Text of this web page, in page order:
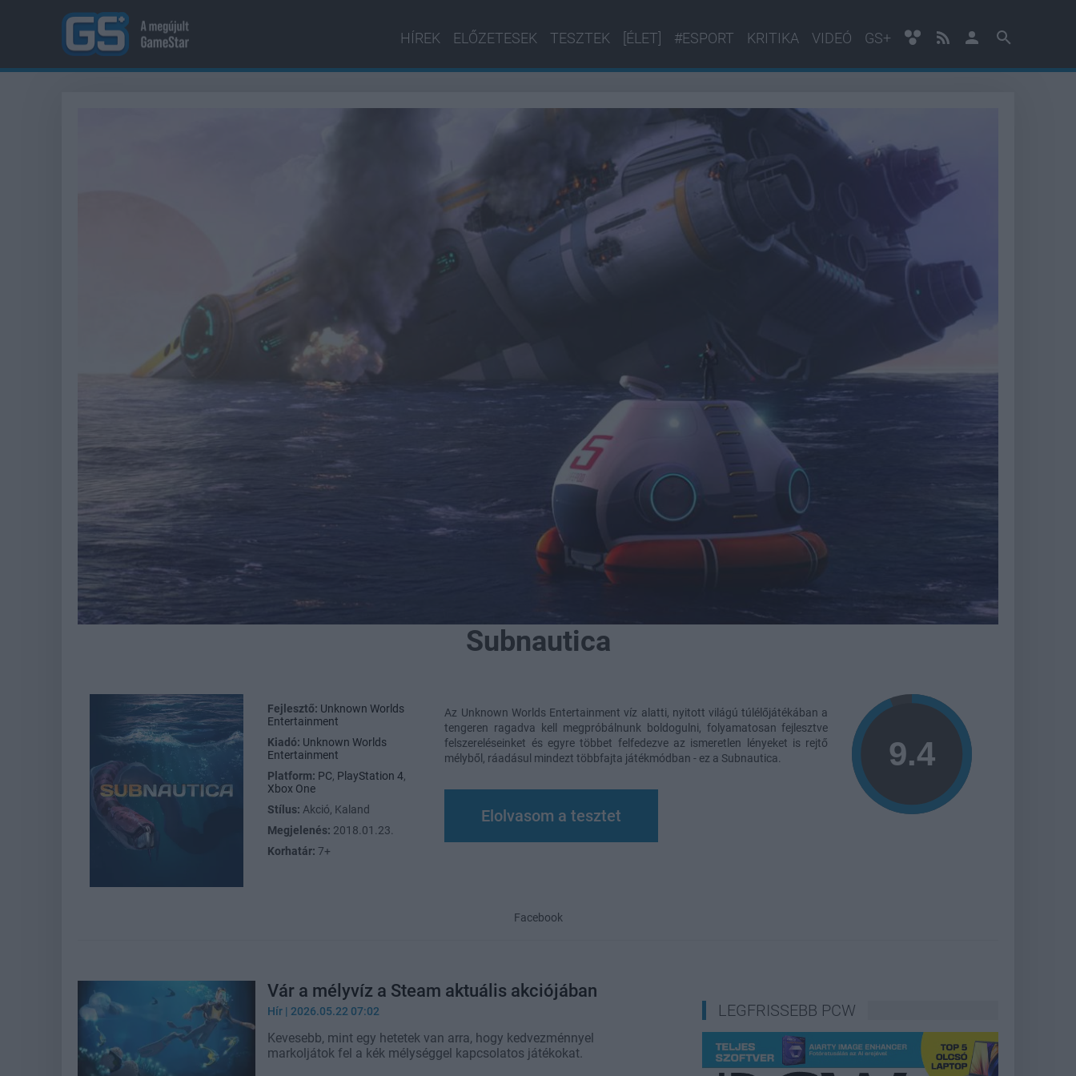
HÍREK ELŐZETESEK TESZTEK [ÉLET] #ESPORT KRITIKA VIDEÓ GS+
Subnautica
Fejlesztő: Unknown Worlds
Entertainment
Kiadó: Unknown Worlds
Entertainment
Platform: PC, PlayStation 4,
Xbox One
Stílus: Akció, Kaland
Megjelenés: 2018.01.23.
Korhatár: 7+
Az Unknown Worlds Entertainment víz alatti, nyitott világú túlélőjátékában a
tengeren ragadva kell megpróbálnunk boldogulni, folyamatosan fejlesztve
felszereléseinket és egyre többet felfedezve az ismeretlen lényeket is rejtő
mélyből, ráadásul mindezt többfajta játékmódban - ez a Subnautica.
Elolvasom a tesztet
Facebook
Vár a mélyvíz a Steam aktuális akciójában
Hír | 2026.05.22 07:02
Kevesebb, mint egy hetetek van arra, hogy kedvezménnyel
markoljátok fel a kék mélységgel kapcsolatos játékokat.
LEGFRISSEBB PCW